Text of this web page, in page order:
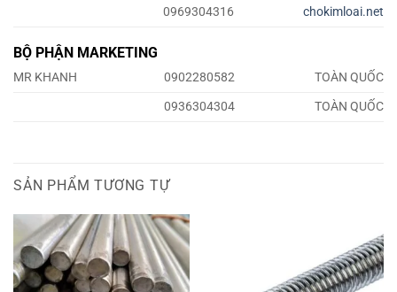
0969304316
chokimloai.net
BỘ PHẬN MARKETING
MR KHANH 0902280582
TOÀN QUỐC
0936304304
TOÀN QUỐC
SẢN PHẨM TƯƠNG TỰ